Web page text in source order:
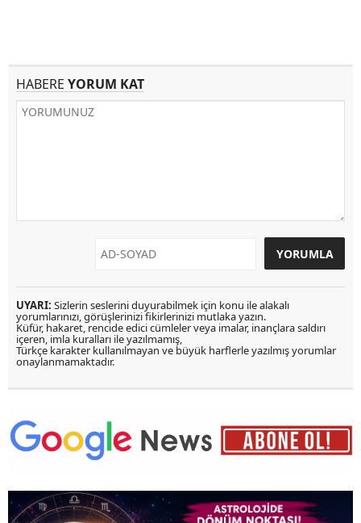
HABERE YORUM KAT
UYARI: Sizlerin seslerini duyurabilmek için konu ile alakalı
yorumlarınızı, görüşlerinizi fikirlerinizi mutlaka yazın.
Küfür, hakaret, rencide edici cümleler veya imalar, inançlara saldırı
içeren, imla kuralları ile yazılmamış,
Türkçe karakter kullanılmayan ve büyük harflerle yazılmış yorumlar
onaylanmamaktadır.